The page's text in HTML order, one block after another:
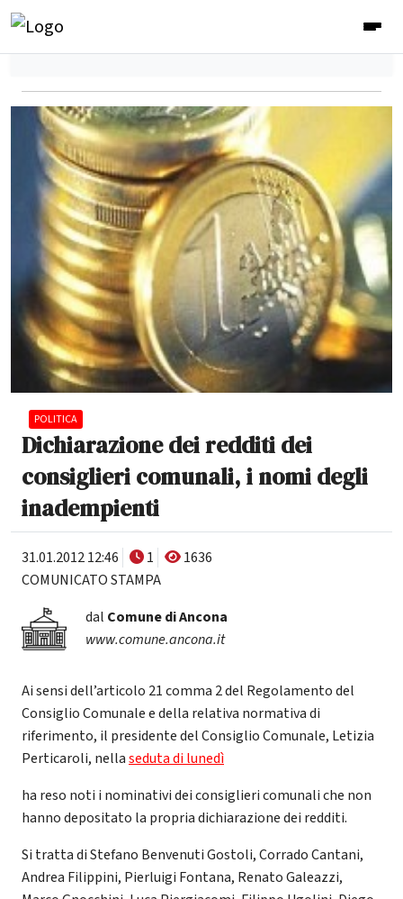
POLITICA
Dichiarazione dei redditi dei
consiglieri comunali, i nomi degli
inadempienti
31.01.2012 12:46 1
1636
COMUNICATO STAMPA
dal Comune di Ancona
www.comune.ancona.it
Ai sensi dell’articolo 21 comma 2 del Regolamento del
Consiglio Comunale e della relativa normativa di
riferimento, il presidente del Consiglio Comunale, Letizia
Perticaroli, nellaseduta di lunedì
ha reso noti i nominativi dei consiglieri comunali che non
hanno depositato la propria dichiarazione dei redditi.
Si tratta di Stefano Benvenuti Gostoli, Corrado Cantani,
Andrea Filippini, Pierluigi Fontana, Renato Galeazzi,